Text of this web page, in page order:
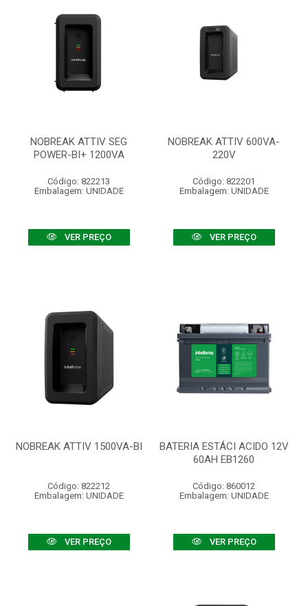
NOBREAK ATTIV SEG
POWER-BI+ 1200VA
Código: 822213
Embalagem: UNIDADE
VER PREÇO
NOBREAK ATTIV 600VA-
220V
Código: 822201
Embalagem: UNIDADE
VER PREÇO
NOBREAK ATTIV 1500VA-BI
Código: 822212
Embalagem: UNIDADE
VER PREÇO
BATERIA ESTÁCI ACIDO 12V
60AH EB1260
Código: 860012
Embalagem: UNIDADE
VER PREÇO